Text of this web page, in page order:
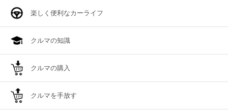
楽しく便利なカーライフ
クルマの知識
クルマの購入
クルマを手放す